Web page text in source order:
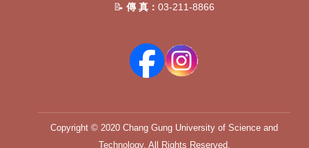
📝 傳 真： 03-211-8866
Copyright © 2020 Chang Gung University of Science and
Technology. All Rights Reserved.